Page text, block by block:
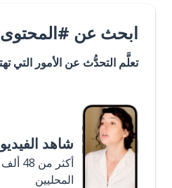
ابحث عن #المحتوى
تعلَّم التحدُّث عن الأمور التي
شاهد
أكثر
المحليين